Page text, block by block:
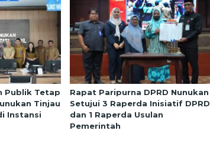
Publik Tetap
Tinjau
Instansi
Rapat Paripurna DPRD Nunukan
Setujui 3 Raperda Inisiatif DPRD
dan 1 Raperda Usulan
Pemerintah